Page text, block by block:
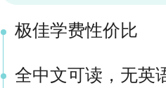
极佳学费性价比
全中文可读，无英